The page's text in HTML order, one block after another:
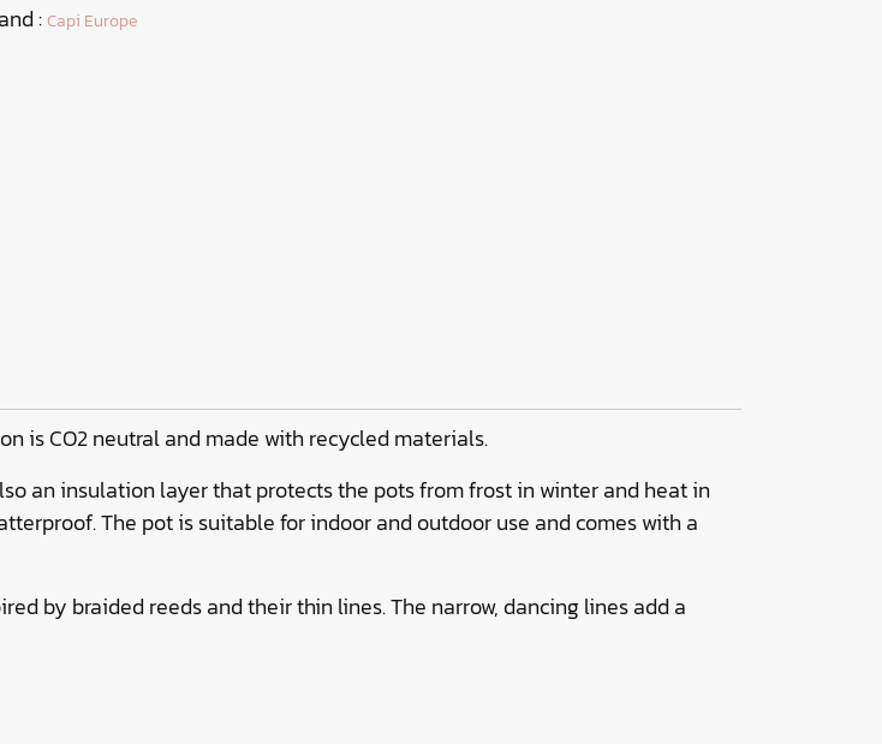
:Capi Europe
is CO2 neutral and made with recycled materials.
an insulation layer that protects the pots from frost in winter and heat in
The pot is suitable for indoor and outdoor use and comes with a
by braided reeds and their thin lines. The narrow, dancing lines add a